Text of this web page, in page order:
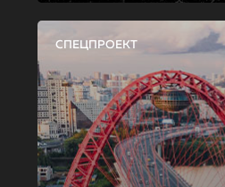
СПЕЦПРОЕКТ